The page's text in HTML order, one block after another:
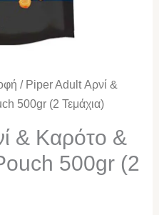
/ Piper Adult Αρνί &
500gr (2 Τεμάχια)
& Καρότο &
500gr (2